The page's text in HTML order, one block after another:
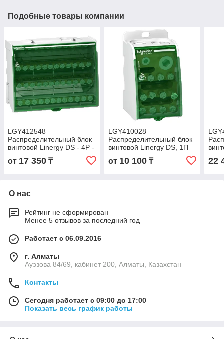
Подобные товары компании
LGY412548
Распределительный блок
винтовой Linergy DS - 4P -
125A - 48 отверстий
от 17 350 ₸
LGY410028
Распределительный блок
винтовой Linergy DS, 1П
250А 14 отверстия
от 10 100₸ 22
О нас
Рейтинг не сформирован
Менее 5 отзывов за последний год
Работает с 06.09.2016
г. Алматы
Ауэзова 84/69, кабинет 200, Алматы, Казахстан
Контакты
Сегодня работает с 09:00 до 17:00
Показать весь график работы